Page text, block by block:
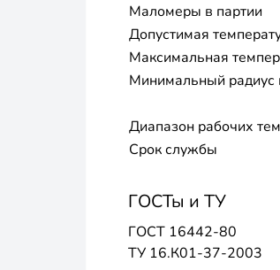
Маломеры в партии
Допустимая
Максимальная
Минимальный радиус
Диапазон рабочих
Срок службы
ГОСТы и ТУ
ГОСТ 16442-80
ТУ 16.К01-37-2003